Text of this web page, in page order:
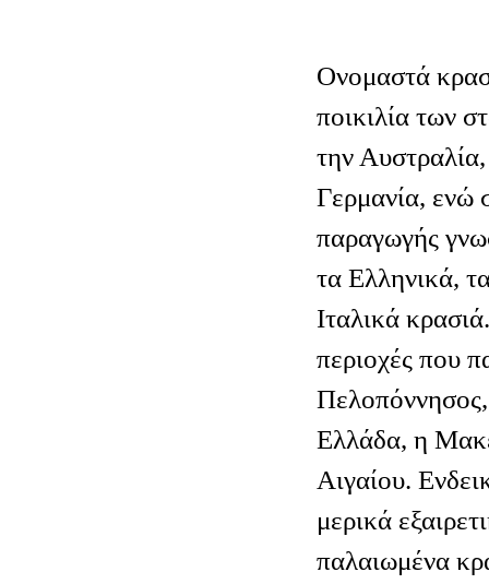
Ονομαστά
ποικιλία των
την
Γερμανία, ενώ
παραγωγής
τα Ελληνικά,
Ιταλικά
περιοχές που
Ελλάδα, η
Αιγαίου.
μερικά
παλαιωμένα